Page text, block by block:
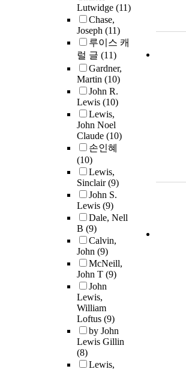
Lutwidge (11)
Chase,
Joseph (11)
루이스 캐
럴 글 (11)
Gardner,
Martin (10)
John R.
Lewis (10)
Lewis,
John Noel
Claude (10)
손인혜
(10)
Lewis,
Sinclair(9)
John S.
Lewis (9)
Dale, Nell
B (9)
Calvin,
John (9)
McNeill,
John T (9)
John
Lewis,
William
Loftus (9)
by John
Lewis Gillin
(8)
Lewis,